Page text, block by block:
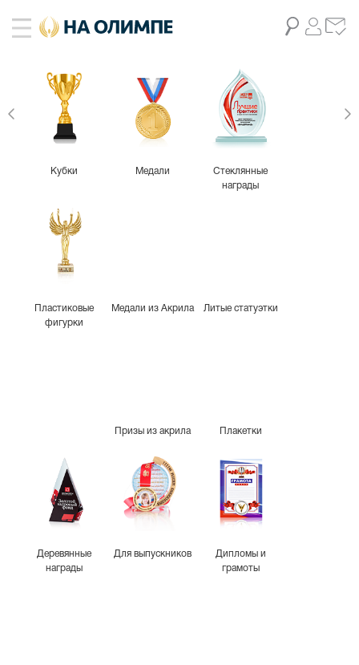
Кубки Медали
Стеклянные
награды
Пластиковые
фигурки
Медали из Акрила Литые статуэтки
Призы из акрила Плакетки
Деревянные
награды
Для выпускников
Дипломы и
грамоты
живое фото